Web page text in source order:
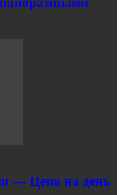
— Цена на день